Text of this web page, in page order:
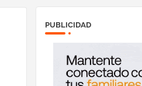
PUBLICIDAD